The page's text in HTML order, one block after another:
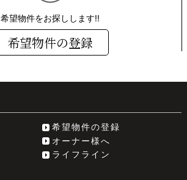
希望物件をお探しします!!
希望物件の登録
希望物件の登録
オーナー様へ
ライフライン